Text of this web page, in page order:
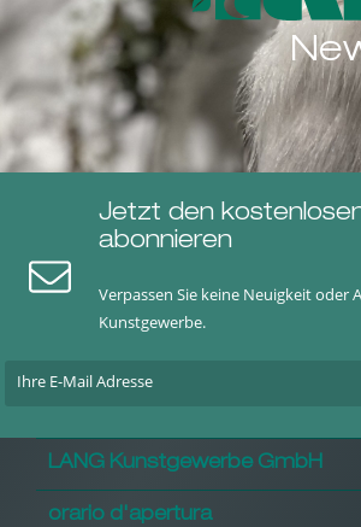
Jetzt den
abonnieren
Verpassen Sie keine Neuigkeit oder
Kunstgewerbe.
LANG Kunstgewerbe GmbH
orario d'apertura